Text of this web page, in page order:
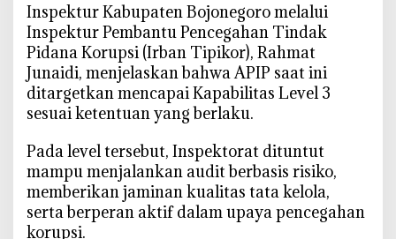
,
P
e
r
k
u
A
P
I
‎Inspektur Kabupaten Bojonegoro melalui
Inspektur Pembantu Pencegahan Tindak
Pidana Korupsi (Irban Tipikor), Rahmat
Junaidi, menjelaskan bahwa APIP saat ini
ditargetkan mencapai Kapabilitas Level 3
sesuai ketentuan yang berlaku.
‎Pada level tersebut, Inspektorat dituntut
mampu menjalankan audit berbasis risiko,
memberikan jaminan kualitas tata kelola,
serta berperan aktif dalam upaya pencegahan
korupsi.